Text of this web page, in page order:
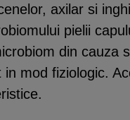
axilar si
pielii
din cauza
in mod fiziologic.